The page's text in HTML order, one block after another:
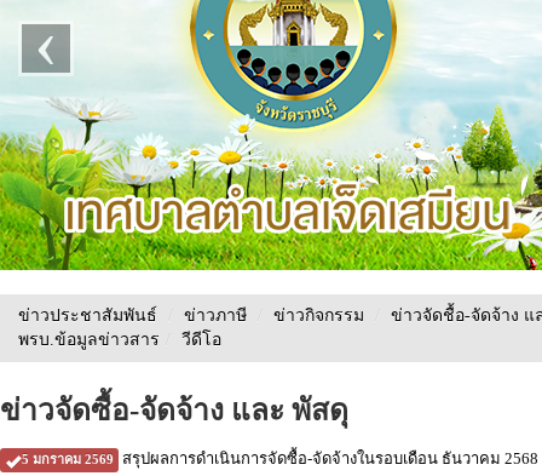
‹
ข่าวประชาสัมพันธ์ / ข่าวภาษี / ข่าวกิจกรรม / ข่าวจัดชื้อ-จัดจ้าง แ
พรบ.ข้อมูลข่าวสาร / วีดีโอ
ข่าวจัดซื้อ-จัดจ้าง และ พัสดุ
5 มกราคม 2569 สรุปผลการดำเนินการจัดซื้อ-จัดจ้างในรอบเดือน ธันวาคม 2568